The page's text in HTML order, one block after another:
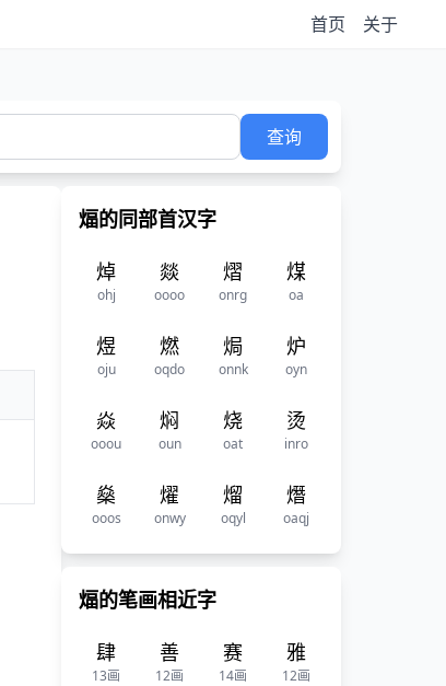
首页 关于
查询
煏的同部首汉字
焯
ohj
燚
oooo
熠
onrg
煤
oa
煜
oju
燃
oqdo
焗
onnk
炉
oyn
焱
ooou
焖
oun
烧
oat
烫
inro
燊
ooos
燿
onwy
熘
oqyl
熸
oaqj
煏的笔画相近字
肆
13画
善
12画
赛
14画
雅
12画